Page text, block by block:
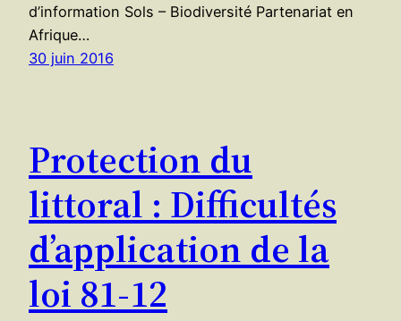
d’information Sols – Biodiversité Partenariat en
Afrique…
30 juin 2016
Protection du
littoral : Difficultés
d’application de la
loi 81-12